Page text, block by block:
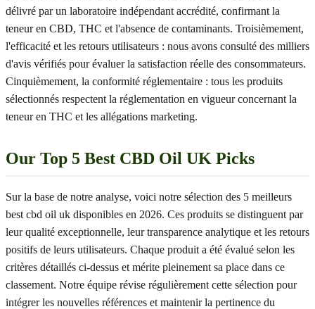
délivré par un laboratoire indépendant accrédité, confirmant la
teneur en CBD, THC et l'absence de contaminants. Troisièmement,
l'efficacité et les retours utilisateurs : nous avons consulté des milliers
d'avis vérifiés pour évaluer la satisfaction réelle des consommateurs.
Cinquièmement, la conformité réglementaire : tous les produits
sélectionnés respectent la réglementation en vigueur concernant la
teneur en THC et les allégations marketing.
Our Top 5 Best CBD Oil UK Picks
Sur la base de notre analyse, voici notre sélection des 5 meilleurs
best cbd oil uk disponibles en 2026. Ces produits se distinguent par
leur qualité exceptionnelle, leur transparence analytique et les retours
positifs de leurs utilisateurs. Chaque produit a été évalué selon les
critères détaillés ci-dessus et mérite pleinement sa place dans ce
classement. Notre équipe révise régulièrement cette sélection pour
intégrer les nouvelles références et maintenir la pertinence du